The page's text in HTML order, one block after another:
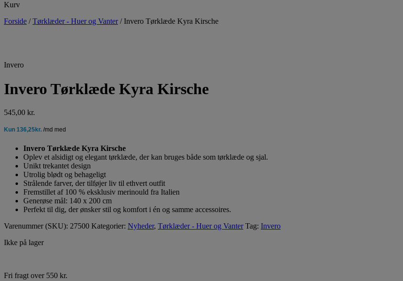
Kurv
Forside /Tørklæder - Huer og Vanter/Invero Tørklæde Kyra Kirsche
Invero
Invero Tørklæde Kyra Kirsche
545,00 kr.
Invero Tørklæde Kyra Kirsche
Oplev et alsidigt og elegant tørklæde, der kan bruges både som tørklæde og sjal.
Unikt trekantet design
Utrolig blødt og behageligt
Strålende farver, der tilføjer liv til ethvert outfit
Fremstillet af 100 % eksklusiv merinould fra Italien
Generøse mål: 140 x 200 cm
Perfekt til dig, der ønsker stil og komfort i én og samme accessoires.
Varenummer (SKU): 27500 Kategorier: Nyheder, Tørklæder - Huer og Vanter Tag: Invero
Ikke på lager
Fri fragt over 550 kr.